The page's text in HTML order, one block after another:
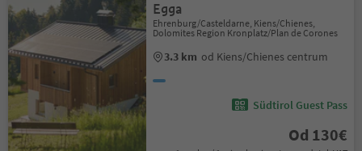
Egga
Ehrenburg/Casteldarne, Kiens/Chienes,
Dolomites Region Kronplatz/Plan de Corones
3.3 km od Kiens/Chienes centrum
Südtirol Guest Pass
Od 130€